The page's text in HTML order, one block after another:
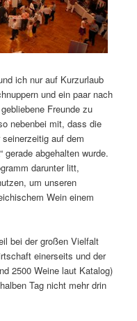
ich nur auf Kurzurlaub
und ein paar nach
Freunde zu
nebenbei mit, dass die
seinerzeitig auf dem
gerade abgehalten wurde.
darunter litt,
um unseren
Wein einem
bei der großen Vielfalt
einerseits und der
2500 Weine laut Katalog)
Tag nicht mehr drin